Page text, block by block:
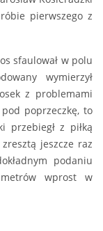
pierwszego z
sfaulował w polu
wymierzył
z problemami
poprzeczkę, to
przebiegł z piłką
jeszcze raz
podaniu
wprost w